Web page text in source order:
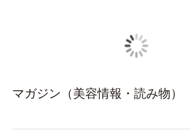
マガジン（美容情報・読み物）